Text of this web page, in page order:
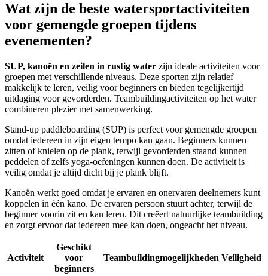
Wat zijn de beste watersportactiviteiten
voor gemengde groepen tijdens
evenementen?
SUP, kanoën en zeilen in rustig water zijn ideale activiteiten voor
groepen met verschillende niveaus. Deze sporten zijn relatief
makkelijk te leren, veilig voor beginners en bieden tegelijkertijd
uitdaging voor gevorderden. Teambuildingactiviteiten op het water
combineren plezier met samenwerking.
Stand-up paddleboarding (SUP) is perfect voor gemengde groepen
omdat iedereen in zijn eigen tempo kan gaan. Beginners kunnen
zitten of knielen op de plank, terwijl gevorderden staand kunnen
peddelen of zelfs yoga-oefeningen kunnen doen. De activiteit is
veilig omdat je altijd dicht bij je plank blijft.
Kanoën werkt goed omdat je ervaren en onervaren deelnemers kunt
koppelen in één kano. De ervaren persoon stuurt achter, terwijl de
beginner voorin zit en kan leren. Dit creëert natuurlijke teambuilding
en zorgt ervoor dat iedereen mee kan doen, ongeacht het niveau.
Activiteit
Geschikt
voor
beginners
Teambuildingmogelijkheden Veiligheid